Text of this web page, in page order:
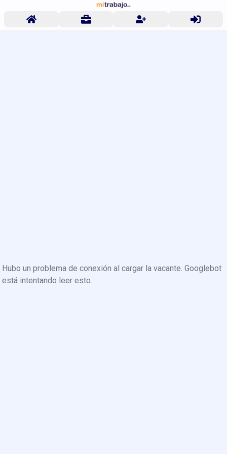
Hubo un problema de conexión al cargar la vacante. Googlebot
está intentando leer esto.